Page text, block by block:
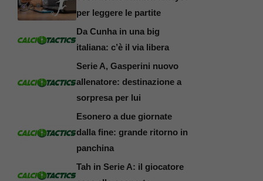
italiana: c’è il via libera